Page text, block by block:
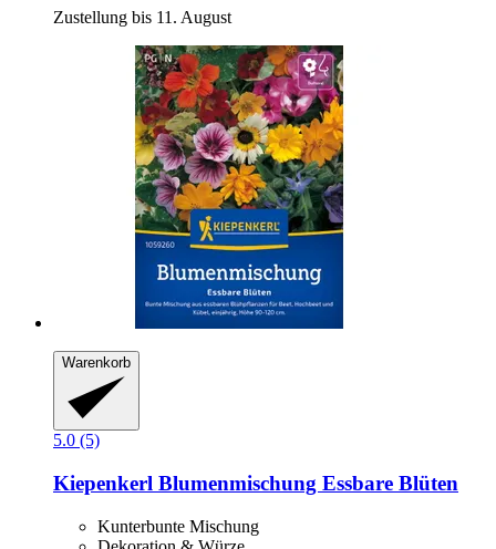
Zustellung bis 11. August
Warenkorb
5.0 (5)
Kiepenkerl Blumenmischung Essbare Blüten
Kunterbunte Mischung